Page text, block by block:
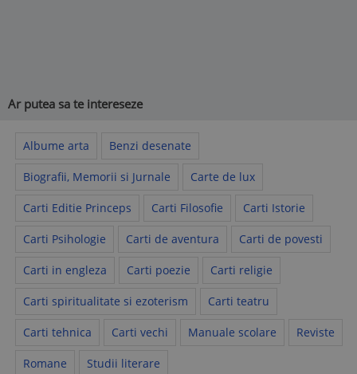
Ar putea sa te intereseze
Albume arta Benzi desenate
Biografii, Memorii si Jurnale Carte de lux
Carti Editie Princeps Carti Filosofie Carti Istorie
Carti Psihologie Carti de aventura Carti de povesti
Carti in engleza Carti poezie Carti religie
Carti spiritualitate si ezoterism Carti teatru
Carti tehnica Carti vechi Manuale scolare Reviste
Romane Studii literare